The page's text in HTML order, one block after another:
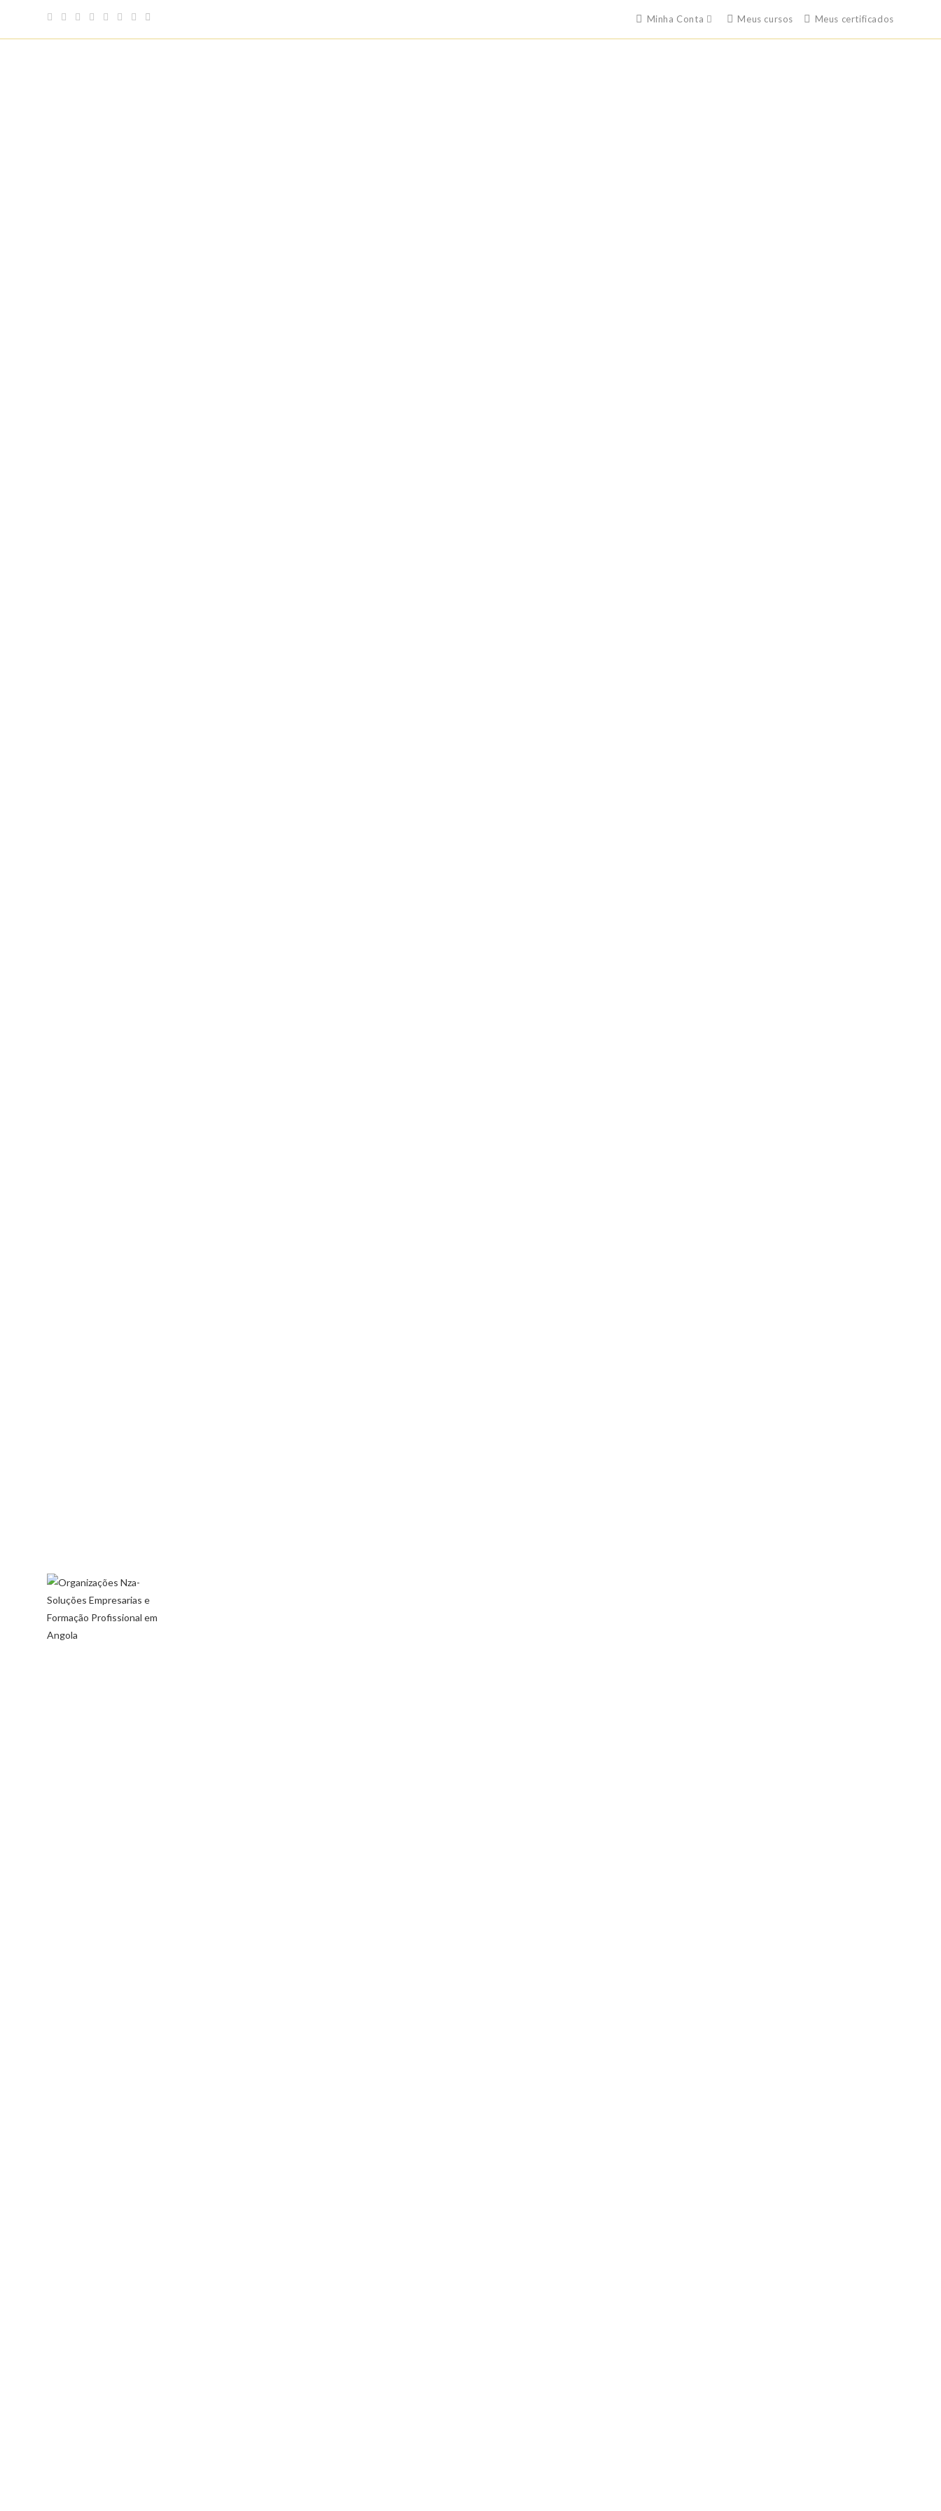
Minha Conta Meus cursos Meus certificados